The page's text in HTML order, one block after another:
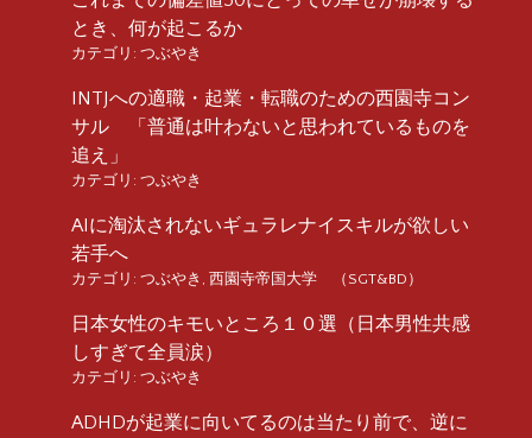
とき、何が起こるか
カテゴリ: つぶやき
INTJへの適職・起業・転職のための西園寺コン
サル 「普通は叶わないと思われているものを
追え」
カテゴリ: つぶやき
AIに淘汰されないギュラレナイスキルが欲しい
若手へ
カテゴリ: つぶやき 西園寺帝国大学 （SGT&BD）
日本女性のキモいところ１０選（日本男性共感
しすぎて全員涙）
カテゴリ: つぶやき
ADHDが起業に向いてるのは当たり前で、逆に